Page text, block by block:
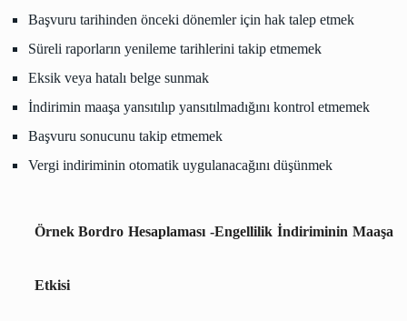
Başvuru tarihinden önceki dönemler için hak talep etmek
Süreli raporların yenileme tarihlerini takip etmemek
Eksik veya hatalı belge sunmak
İndirimin maaşa yansıtılıp yansıtılmadığını kontrol etmemek
Başvuru sonucunu takip etmemek
Vergi indiriminin otomatik uygulanacağını düşünmek
Örnek Bordro Hesaplaması -Engellilik İndiriminin Maaşa
Etkisi